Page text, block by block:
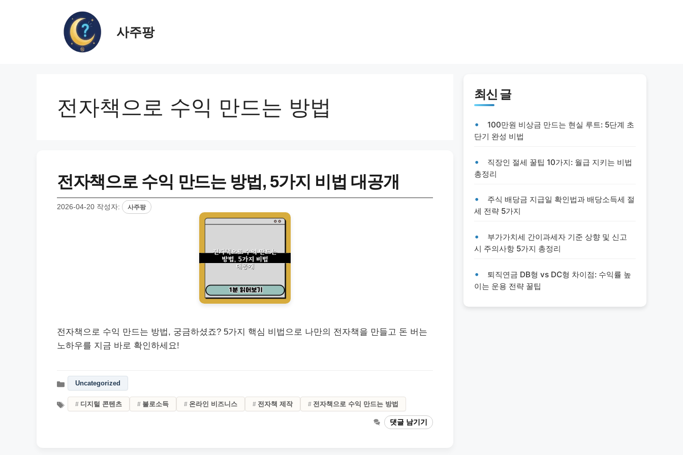
사주팡
전자책으로 수익 만드는 방법
전자책으로 수익 만드는 방법, 5가지 비법 대공개
2026-04-20 작성자: 사주팡
전자책으로 수익 만드는 방법, 궁금하셨죠? 5가지 핵심 비법으로 나만의 전자책을 만들고 돈 버는
노하우를 지금 바로 확인하세요!
Uncategorized
디지털 콘텐츠 불로소득 온라인 비즈니스 전자책 제작 전자책으로 수익 만드는 방법
댓글 남기기
최신 글
100만원 비상금 만드는 현실 루트: 5단계 초
단기 완성 비법
직장인 절세 꿀팁 10가지: 월급 지키는 비법
총정리
주식 배당금 지급일 확인법과 배당소득세 절
세 전략 5가지
부가가치세 간이과세자 기준 상향 및 신고
시 주의사항 5가지 총정리
퇴직연금 DB형 vs DC형 차이점: 수익률 높
이는 운용 전략 꿀팁